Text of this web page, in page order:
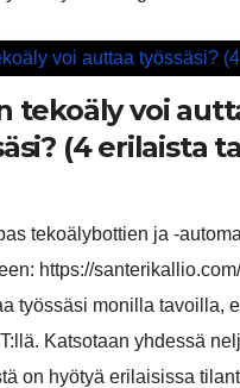
tekoäly voi
(4 erilaista
tekoälybottien ja -
https://
työssäsi monilla tavoilla,
Katsotaan yhdessä
on hyötyä erilaisissa